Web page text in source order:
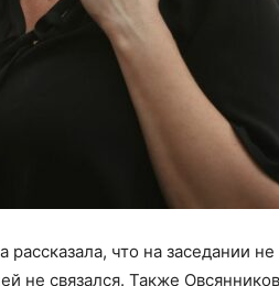
что на заседании
не связался. Также